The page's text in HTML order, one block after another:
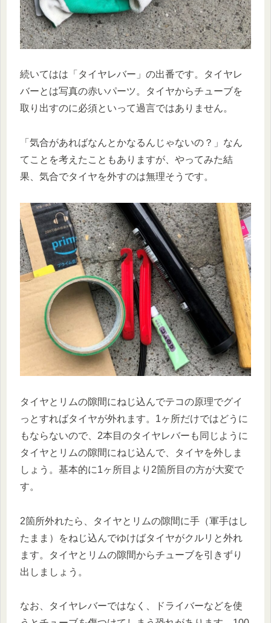
続いてはは「タイヤレバー」の出番です。タイヤレ
バーとは写真の赤いパーツ。タイヤからチューブを
取り出すのに必須といって過言ではありません。
「気合があればなんとかなるんじゃないの？」なん
てことを考えたこともありますが、やってみた結
果、気合でタイヤを外すのは無理そうです。
タイヤとリムの隙間にねじ込んでテコの原理でグイ
っとすればタイヤが外れます。1ヶ所だけではどうに
もならないので、2本目のタイヤレバーも同じように
タイヤとリムの隙間にねじ込んで、タイヤを外しま
しょう。基本的に1ヶ所目より2箇所目の方が大変で
す。
2箇所外れたら、タイヤとリムの隙間に手（軍手はし
たまま）をねじ込んでゆけばタイヤがクルリと外れ
ます。タイヤとリムの隙間からチューブを引きずり
出しましょう。
なお、タイヤレバーではなく、ドライバーなどを使